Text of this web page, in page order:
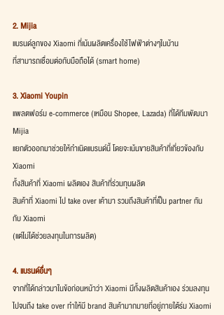
2. Mijia
แบรนด์ลูกของ Xiaomi ที่เน้นผลิตเครื่องใช้ไฟฟ้าต่างๆในบ้าน
ที่สามารถเชื่อมต่อกับมือถือได้ (smart home)
3. Xiaomi Youpin
แพลตฟอร์ม e-commerce (เหมือน Shopee, Lazada) ที่ได้ทีมพัฒนา
Mijia
แยกตัวออกมาช่วยให้กำเนิดแบรนด์นี้ โดยจะเน้นขายสินค้าที่เกี่ยวข้องกับ
Xiaomi
ทั้งสินค้าที่ Xiaomi ผลิตเอง สินค้าที่ร่วมทุนผลิต
สินค้าที่ Xiaomi ไป take over เค้ามา รวมถึงสินค้าที่เป็น partner กัน
กับ Xiaomi
(แต่ไม่ได้ช่วยลงทุนในการผลิต)
4. แบรนด์อื่นๆ
จากที่ได้กล่าวมาในข้อก่อนหน้าว่า Xiaomi มีทั้งผลิตสินค้าเอง ร่วมลงทุน
ไปจนถึง take over ทำให้มี brand สินค้ามากมายที่อยู่ภายใต้ร่ม Xiaomi